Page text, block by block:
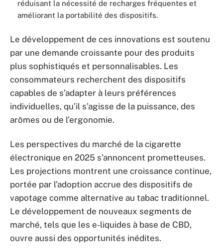
réduisant la nécessité de recharges fréquentes et
améliorant la portabilité des dispositifs.
Le développement de ces innovations est soutenu
par une demande croissante pour des produits
plus sophistiqués et personnalisables. Les
consommateurs recherchent des dispositifs
capables de s’adapter à leurs préférences
individuelles, qu’il s’agisse de la puissance, des
arômes ou de l’ergonomie.
Les perspectives du marché de la cigarette
électronique en 2025 s’annoncent prometteuses.
Les projections montrent une croissance continue,
portée par l’adoption accrue des dispositifs de
vapotage comme alternative au tabac traditionnel.
Le développement de nouveaux segments de
marché, tels que les e-liquides à base de CBD,
ouvre aussi des opportunités inédites.